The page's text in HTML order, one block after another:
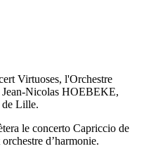
Virtuoses, l'Orchestre
Nicolas HOEBEKE,
de Lille.
le concerto Capriccio de
d’harmonie.